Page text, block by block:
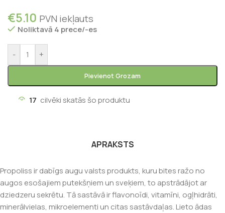
€5.10 PVN iekļauts
Noliktavā 4 prece/-es
- +
Pievienot Grozam
17 cilvēki skatās šo produktu
APRAKSTS
Propoliss ir dabīgs augu valsts produkts, kuru bites ražo no
augos esošajiem putekšņiem un sveķiem, to apstrādājot ar
dziedzeru sekrētu. Tā sastāvā ir flavonoīdi, vitamīni, ogļhidrāti,
minerālvielas, mikroelementi un citas sastāvdaļas. Lieto ādas